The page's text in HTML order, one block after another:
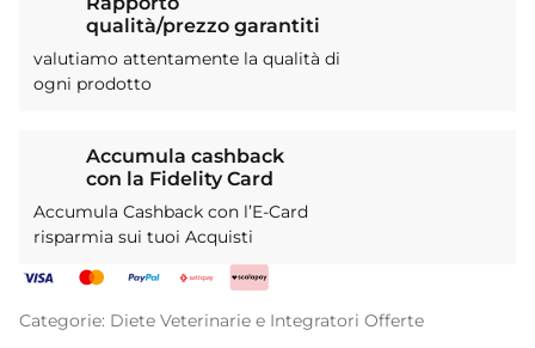
qualità/prezzo garantiti
valutiamo attentamente la qualità di
ogni prodotto
Accumula cashback
con la Fidelity Card
Accumula Cashback con l’E-Card
risparmia sui tuoi Acquisti
Categorie: Diete Veterinarie e Integratori Offerte